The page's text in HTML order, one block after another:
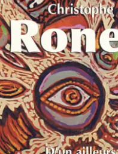
Ronel – D’un
l’autre